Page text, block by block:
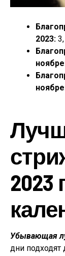
2023:
Убывающая
дни